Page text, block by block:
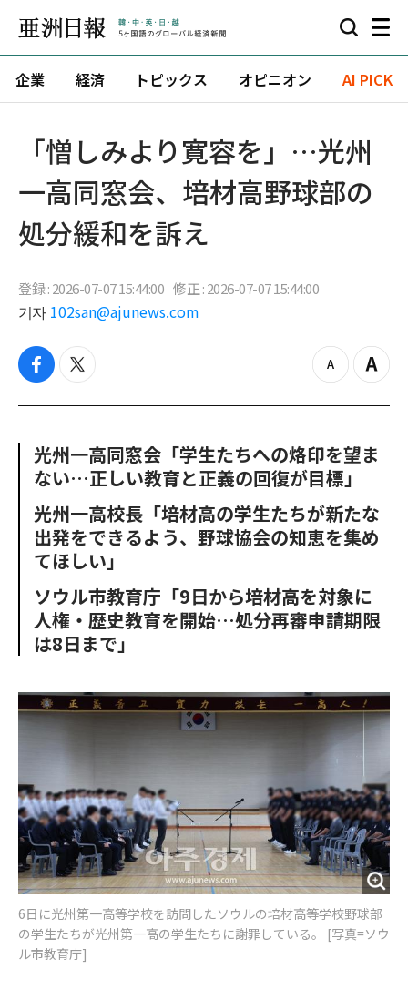
企業 経済 トピックス オピニオン AI PICK
「憎しみより寛容を」…光州
一高同窓会、培材高野球部の
処分緩和を訴え
登録 : 2026-07-07 15:44:00 修正 : 2026-07-07 15:44:00
기자 102san@ajunews.com
f
c
o
o
t
i
e
r
z
o
u
t
Z
o
n
光州一高同窓会「学生たちへの烙印を望ま
ない…正しい教育と正義の回復が目標」
光州一高校長「培材高の学生たちが新たな
出発をできるよう、野球協会の知恵を集め
てほしい」
ソウル市教育庁「9日から培材高を対象に
人権・歴史教育を開始…処分再審申請期限
は8日まで」
6日に光州第一高等学校を訪問したソウルの培材高等学校野球部
の学生たちが光州第一高の学生たちに謝罪している。 [写真=ソウ
ル市教育庁]